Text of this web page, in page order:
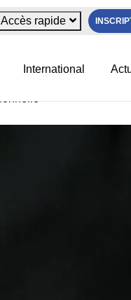
Accès rapide
International